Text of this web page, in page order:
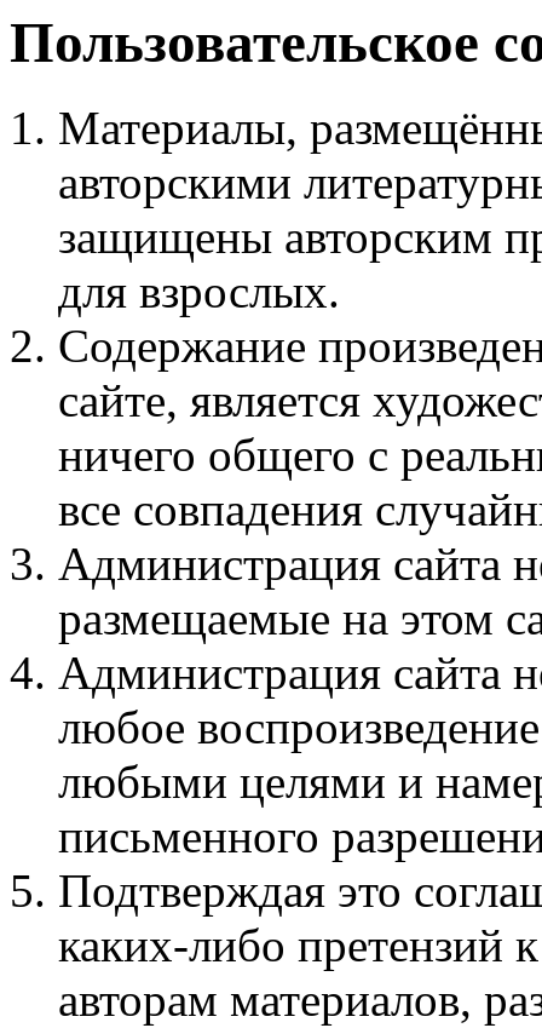
Пользовательское
Материалы,
авторскими
защищены авторским
для взрослых.
Содержание
сайте, является
ничего общего с
все совпадения
Администрация сайта
размещаемые на этом
Администрация сайта
любое
любыми целями и
письменного
Подтверждая это
каких-либо претензий
авторам материалов,